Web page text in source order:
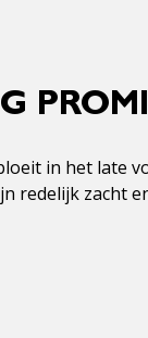
in het late
redelijk zacht